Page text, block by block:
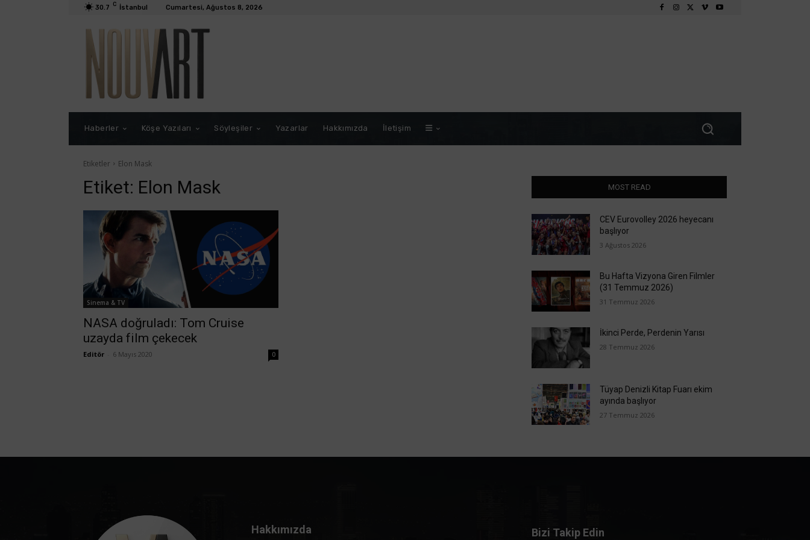
30.7 C İstanbul Cumartesi, Ağustos 8, 2026
Haberler Köşe Yazıları Söyleşiler Yazarlar Hakkımızda İletişim
Etiketler Elon Mask
Etiket: Elon Mask
Sinema & TV
NASA doğruladı: Tom Cruise
uzayda film çekecek
Editör 6 Mayıs 2020 0
MOST READ
CEV Eurovolley 2026 heyecanı
başlıyor
3 Ağustos 2026
Bu Hafta Vizyona Giren Filmler
(31 Temmuz 2026)
31 Temmuz 2026
İkinci Perde, Perdenin Yarısı
28 Temmuz 2026
Tüyap Denizli Kitap Fuarı ekim
ayında başlıyor
27 Temmuz 2026
Hakkımızda Bizi Takip Edin